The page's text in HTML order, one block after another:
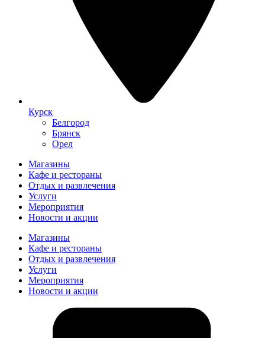
Курск
Белгород
Брянск
Орел
Магазины
Кафе и рестораны
Отдых и развлечения
Услуги
Мероприятия
Новости и акции
Магазины
Кафе и рестораны
Отдых и развлечения
Услуги
Мероприятия
Новости и акции